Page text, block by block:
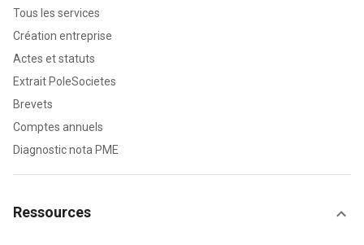
Tous les services
Création entreprise
Actes et statuts
Extrait PoleSocietes
Brevets
Comptes annuels
Diagnostic nota PME
Ressources